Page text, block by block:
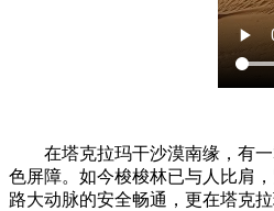
在塔克拉玛干沙漠南缘，有一
色屏障。如今梭梭林已与人比肩
路大动脉的安全畅通，更在塔克